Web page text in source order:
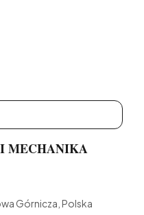
MECHANIKA
Górnicza, Polska